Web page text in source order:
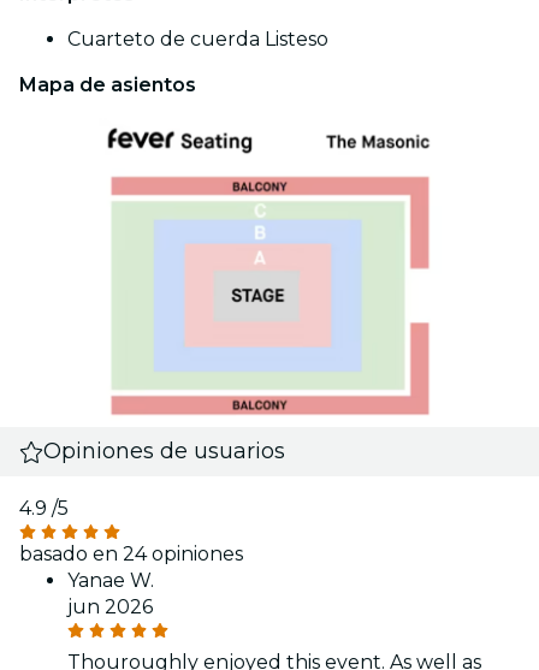
Cuarteto de cuerda Listeso
Mapa de asientos
Opiniones de usuarios
4.9 /5
basado en 24 opiniones
Yanae W.
jun 2026
Thouroughly enjoyed this event. As well as